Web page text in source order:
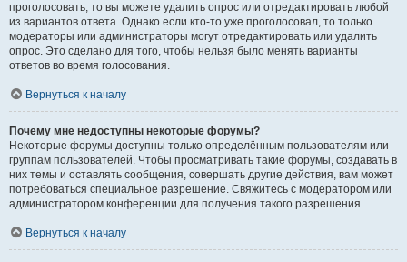
проголосовать, то вы можете удалить опрос или отредактировать любой
из вариантов ответа. Однако если кто-то уже проголосовал, то только
модераторы или администраторы могут отредактировать или удалить
опрос. Это сделано для того, чтобы нельзя было менять варианты
ответов во время голосования.
Вернуться к началу
Почему мне недоступны некоторые форумы?
Некоторые форумы доступны только определённым пользователям или
группам пользователей. Чтобы просматривать такие форумы, создавать в
них темы и оставлять сообщения, совершать другие действия, вам может
потребоваться специальное разрешение. Свяжитесь с модератором или
администратором конференции для получения такого разрешения.
Вернуться к началу